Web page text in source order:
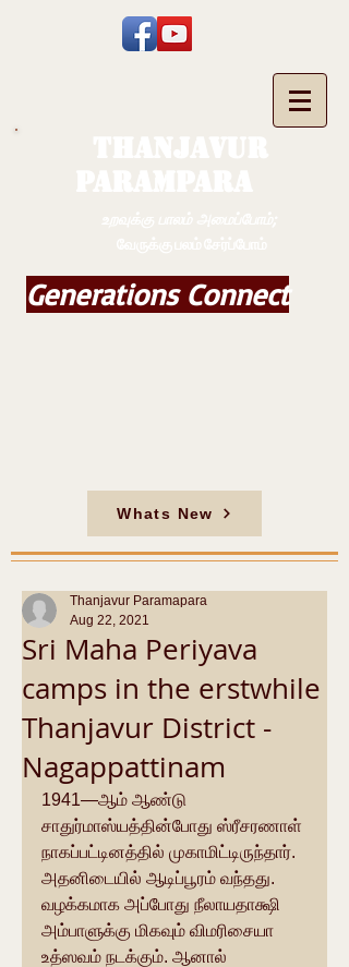
Generations Connect
Whats New
Sri Maha Periyava
camps in the erstwhile
Thanjavur District -
Nagappattinam
Thanjavur Paramapara
Aug 22, 2021
1941—ஆம் ஆண்டு
சாதுர்மாஸ்யத்தின்போது ஸ்ரீசரணாள்
நாகப்பட்டினத்தில் முகாமிட்டிருந்தார்.
அதனிடையில் ஆடிப்பூரம் வந்தது.
வழக்கமாக அப்போது நீலாயதாக்ஷி
அம்பாளுக்கு மிகவும் விமரிசையா
உத்ஸவம் நடக்கும். ஆனால்